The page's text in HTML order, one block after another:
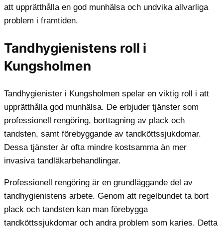
att upprätthålla en god munhälsa och undvika allvarliga
problem i framtiden.
Tandhygienistens roll i
Kungsholmen
Tandhygienister i Kungsholmen spelar en viktig roll i att
upprätthålla god munhälsa. De erbjuder tjänster som
professionell rengöring, borttagning av plack och
tandsten, samt förebyggande av tandköttssjukdomar.
Dessa tjänster är ofta mindre kostsamma än mer
invasiva tandläkarbehandlingar.
Professionell rengöring är en grundläggande del av
tandhygienistens arbete. Genom att regelbundet ta bort
plack och tandsten kan man förebygga
tandköttssjukdomar och andra problem som karies. Detta